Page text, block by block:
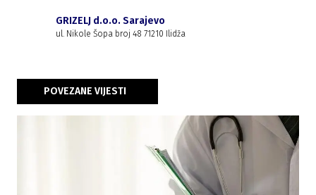
GRIZELJ d.o.o. Sarajevo
ul. Nikole Šopa broj 48 71210 Ilidža
POVEZANE VIJESTI